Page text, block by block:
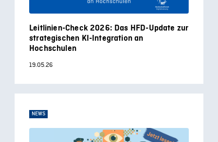
Leitlinien-Check 2026: Das HFD-Update zur
strategischen KI-Integration an
Hochschulen
19.05.26
NEWS